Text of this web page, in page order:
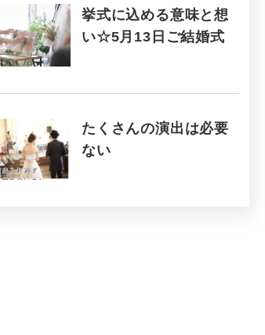
挙式に込める意味と想
い☆5月13日ご結婚式
たくさんの演出は必要
ない